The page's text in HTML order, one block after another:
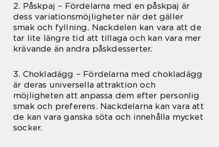
2. Påskpaj – Fördelarna med en påskpaj är
dess variationsmöjligheter när det gäller
smak och fyllning. Nackdelen kan vara att de
tar lite längre tid att tillaga och kan vara mer
krävande än andra påskdesserter.
3. Chokladägg – Fördelarna med chokladägg
är deras universella attraktion och
möjligheten att anpassa dem efter personlig
smak och preferens. Nackdelarna kan vara att
de kan vara ganska söta och innehålla mycket
socker.